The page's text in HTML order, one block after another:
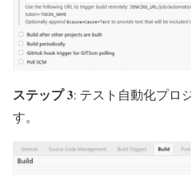
ステップ 3: テスト自動化プロ
す。